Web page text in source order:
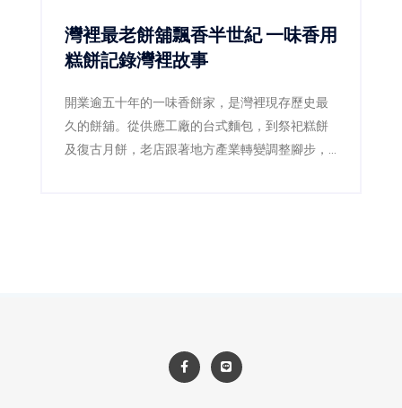
灣裡最老餅舖飄香半世紀 一味香用
糕餅記錄灣裡故事
開業逾五十年的一味香餅家，是灣裡現存歷史最
久的餅舖。從供應工廠的台式麵包，到祭祀糕餅
及復古月餅，老店跟著地方產業轉變調整腳步，